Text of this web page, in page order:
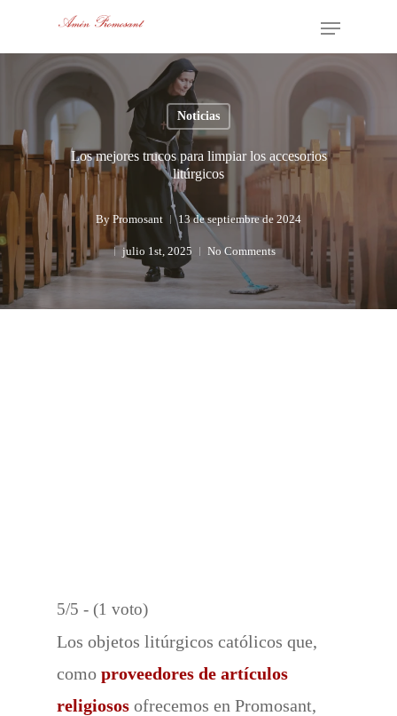
content
Menu
Noticias
Los mejores trucos para limpiar los accesorios
litúrgicos
By Promosant 13 de septiembre de 2024
julio 1st, 2025 No Comments
5/5 - (1 voto)
Los objetos litúrgicos católicos que,
como proveedores de artículos
religiosos ofrecemos en Promosant,